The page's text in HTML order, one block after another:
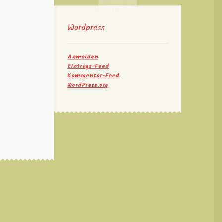
Wordpress
Anmelden
Eintrags-Feed
Kommentar-Feed
WordPress.org